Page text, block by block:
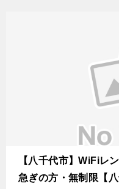
【八千代市】WiFiレ
急ぎの方・無制限【